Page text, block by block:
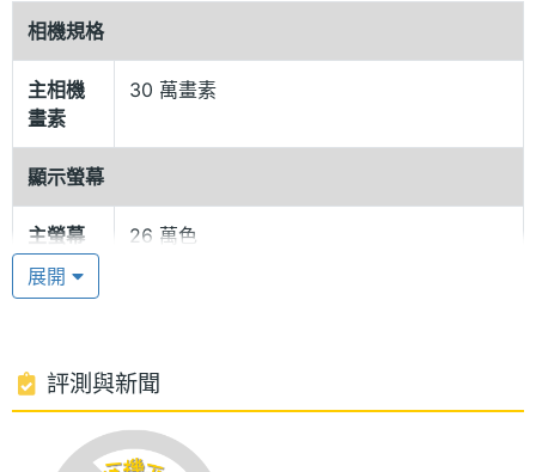
以透過 MMS 傳送與好朋友分享你的喜、怒、哀、
樂。
JMAS M800 七彩來電指示燈
JMAS M800 有來電指示燈的功能，讓你在來電時會
看到閃亮的七彩來電指示燈顯示，JMAS M800 七種
JMAS M800 功能特色：
相機規格
主相機
畫素
30 萬畫素
顯示螢幕
主螢幕
色彩
26 萬色
展開
評測與新聞